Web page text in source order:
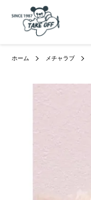
ホーム メチャラブ